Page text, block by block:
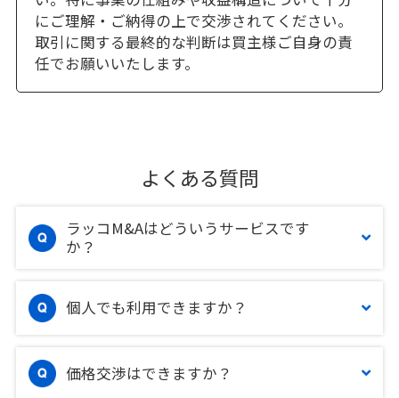
にご理解・ご納得の上で交渉されてください。
取引に関する最終的な判断は買主様ご自身の責
任でお願いいたします。
よくある質問
ラッコM&Aはどういうサービスです
か？
個人でも利用できますか？
価格交渉はできますか？